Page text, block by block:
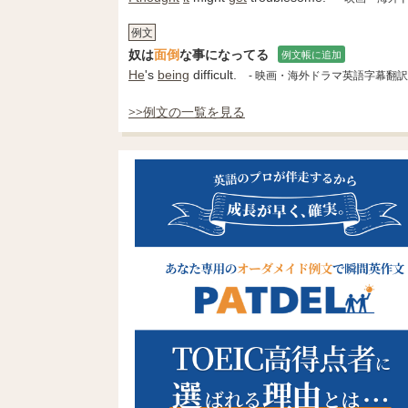
例文
奴は面倒な事になってる 例文帳に追加
He's being difficult. - 映画・海外ドラマ英語字幕翻
>>例文の一覧を見る